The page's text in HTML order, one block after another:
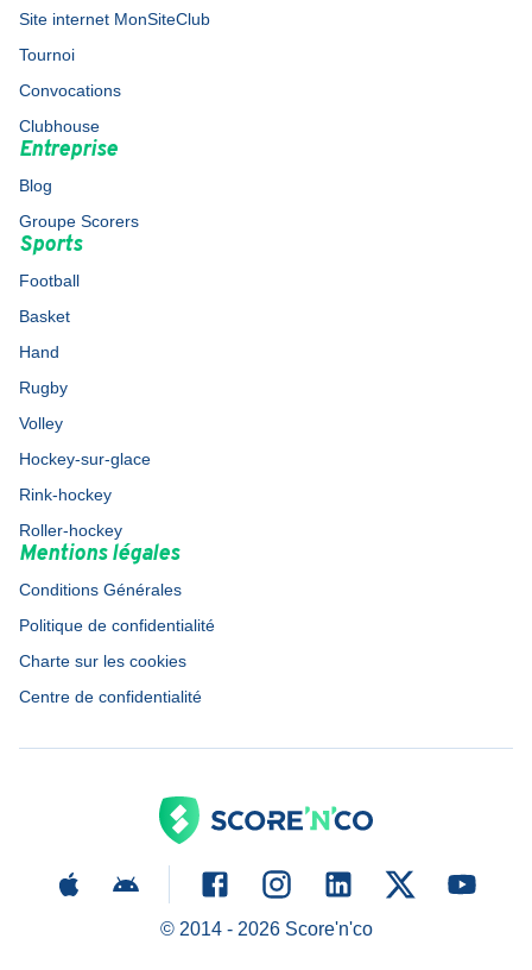
Site internet MonSiteClub
Tournoi
Convocations
Clubhouse
Entreprise
Blog
Groupe Scorers
Sports
Football
Basket
Hand
Rugby
Volley
Hockey-sur-glace
Rink-hockey
Roller-hockey
Mentions légales
Conditions Générales
Politique de confidentialité
Charte sur les cookies
Centre de confidentialité
© 2014 - 2026Score'n'co